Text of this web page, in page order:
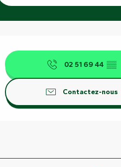
Ouverture et
02 51 69 44 ▒▒
Contactez-nous